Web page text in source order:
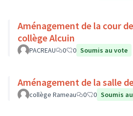
Aménagement de la cour
collège Alcuin
PACREAU 0 0 Soumis au vote
Aménagement de la salle
collège Rameau 0 0 Soumis